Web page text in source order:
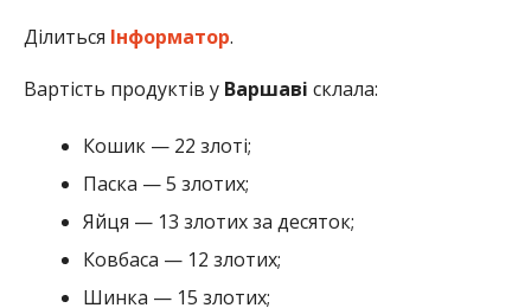
Ділиться Інформатор.
Вартість продуктів у Варшаві склала:
Кошик — 22 злоті;
Паска — 5 злотих;
Яйця — 13 злотих за десяток;
Ковбаса — 12 злотих;
Шинка — 15 злотих;